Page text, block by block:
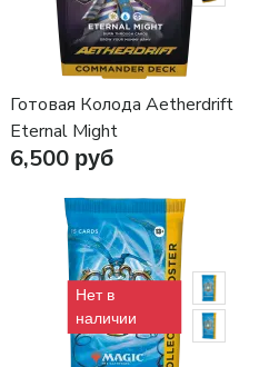
Готовая Колода Aetherdrift
Eternal Might
6,500 руб
Нет в
наличии